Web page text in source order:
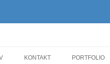
KONTAKT PORTFOLIO